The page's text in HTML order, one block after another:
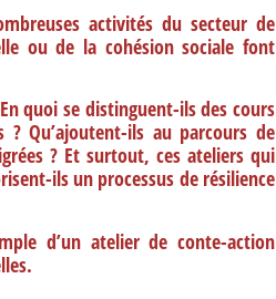
activités du secteur de
ou de la cohésion sociale font
quoi se distinguent-ils des cours
Qu’ajoutent-ils au parcours de
? Et surtout, ces ateliers qui
ils un processus de résilience
d’un atelier de conte-action